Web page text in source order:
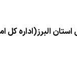
البرز(اداره کل